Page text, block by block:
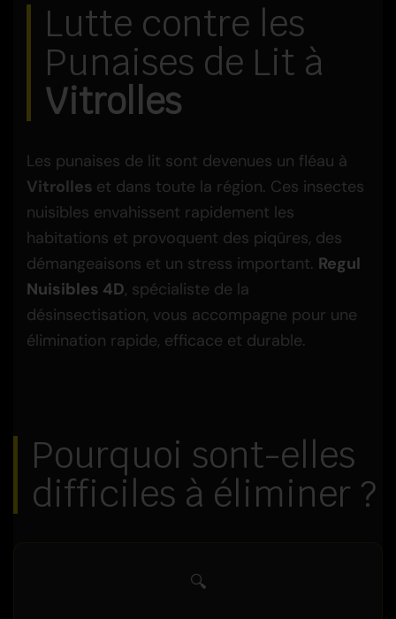
Lutte contre les
Punaises de Lit à
Vitrolles
Les punaises de lit sont devenues un fléau à
Vitrolles et dans toute la région. Ces insectes
nuisibles envahissent rapidement les
habitations et provoquent des piqûres, des
démangeaisons et un stress important. Regul
Nuisibles 4D, spécialiste de la
désinsectisation, vous accompagne pour une
élimination rapide, efficace et durable.
Pourquoi sont-elles
difficiles à éliminer ?
🔍